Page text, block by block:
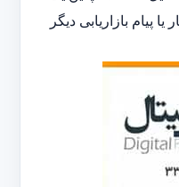
پیام بازاریابی دیگر